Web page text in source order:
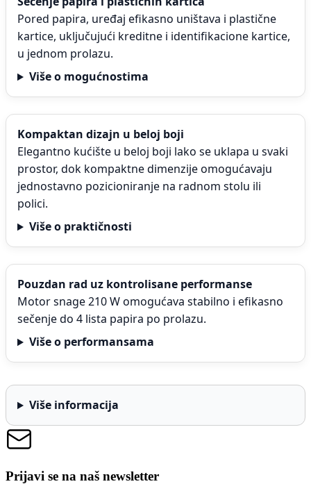
Pored papira, uređaj efikasno uništava i plastične
kartice, uključujući kreditne i identifikacione kartice,
u jednom prolazu.
Više o mogućnostima
Kompaktan dizajn u beloj boji
Elegantno kućište u beloj boji lako se uklapa u svaki
prostor, dok kompaktne dimenzije omogućavaju
jednostavno pozicioniranje na radnom stolu ili
polici.
Više o praktičnosti
Pouzdan rad uz kontrolisane performanse
Motor snage 210 W omogućava stabilno i efikasno
sečenje do 4 lista papira po prolazu.
Više o performansama
Više informacija
Prijavi se na naš newsletter